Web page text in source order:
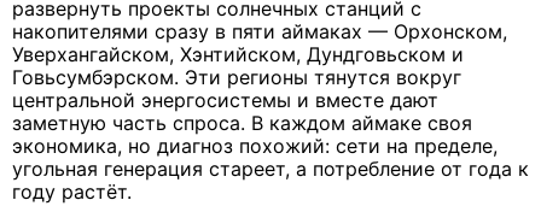
развернуть проекты солнечных станций с
накопителями сразу в пяти аймаках — Орхонском,
Уверхангайском, Хэнтийском, Дундговьском и
Говьсумбэрском. Эти регионы тянутся вокруг
центральной энергосистемы и вместе дают
заметную часть спроса. В каждом аймаке своя
экономика, но диагноз похожий: сети на пределе,
угольная генерация стареет, а потребление от года к
году растёт.